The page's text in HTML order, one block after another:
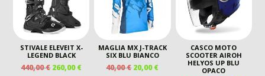
STIVALE ELEVEIT X-
LEGEND BLACK
440,00€ IL
260,00€IL
MAGLIA MX J-TRACK
SIX BLU BIANCO
40,00€ IL
20,00€IL
CASCO MOTO
SCOOTER AIROH
HELYOS UP BLU
OPACO